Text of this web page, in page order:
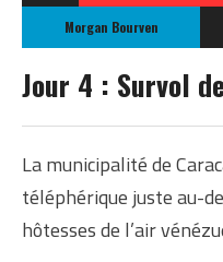
Morgan Bourven
Jour 4 : Survol
La municipalité de
téléphérique juste au-
hôtesses de l’air